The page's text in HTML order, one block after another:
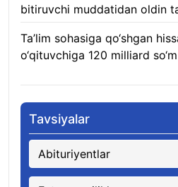
bitiruvchi muddatidan oldin
Ta’lim sohasiga qo‘shgan
o‘qituvchiga 120 milliard
Tavsiyalar
Abituriyentlar